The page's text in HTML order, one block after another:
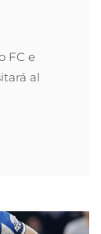
FC e
al